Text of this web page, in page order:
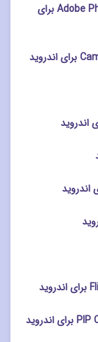
دانلود برنامه ویرایشگر تصویر Adobe Photoshop Express برای